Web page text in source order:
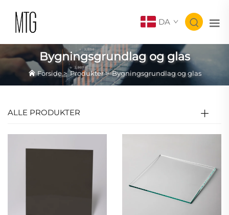
DA
Bygningsgrundlag og glas
Forside>Produkter>Bygningsgrundlag og glas
ALLE PRODUKTER